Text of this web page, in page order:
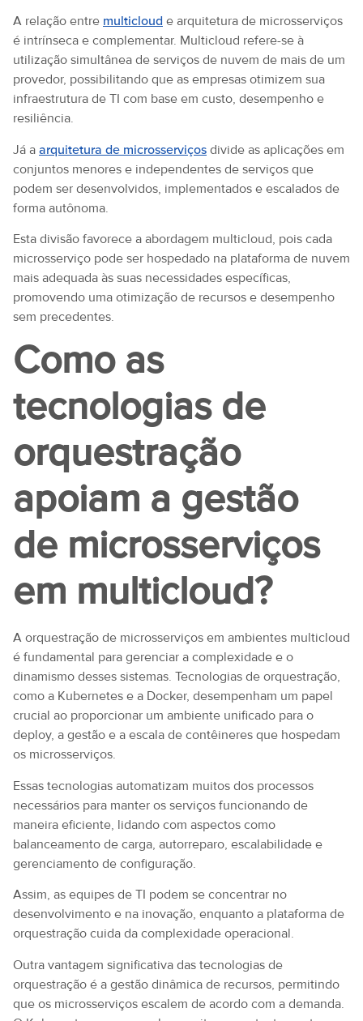
A relação entre multicloud e arquitetura de microsserviços
é intrínseca e complementar. Multicloud refere-se à
utilização simultânea de serviços de nuvem de mais de um
provedor, possibilitando que as empresas otimizem sua
infraestrutura de TI com base em custo, desempenho e
resiliência.
Já a arquitetura de microsserviços divide as aplicações em
conjuntos menores e independentes de serviços que
podem ser desenvolvidos, implementados e escalados de
forma autônoma.
Esta divisão favorece a abordagem multicloud, pois cada
microsserviço pode ser hospedado na plataforma de nuvem
mais adequada às suas necessidades específicas,
promovendo uma otimização de recursos e desempenho
sem precedentes.
Como as
tecnologias de
orquestração
apoiam a gestão
de microsserviços
em multicloud?
A orquestração de microsserviços em ambientes multicloud
é fundamental para gerenciar a complexidade e o
dinamismo desses sistemas. Tecnologias de orquestração,
como a Kubernetes e a Docker, desempenham um papel
crucial ao proporcionar um ambiente unificado para o
deploy, a gestão e a escala de contêineres que hospedam
os microsserviços.
Essas tecnologias automatizam muitos dos processos
necessários para manter os serviços funcionando de
maneira eficiente, lidando com aspectos como
balanceamento de carga, autorreparo, escalabilidade e
gerenciamento de configuração.
Assim, as equipes de TI podem se concentrar no
desenvolvimento e na inovação, enquanto a plataforma de
orquestração cuida da complexidade operacional.
Outra vantagem significativa das tecnologias de
orquestração é a gestão dinâmica de recursos, permitindo
que os microsserviços escalem de acordo com a demanda.